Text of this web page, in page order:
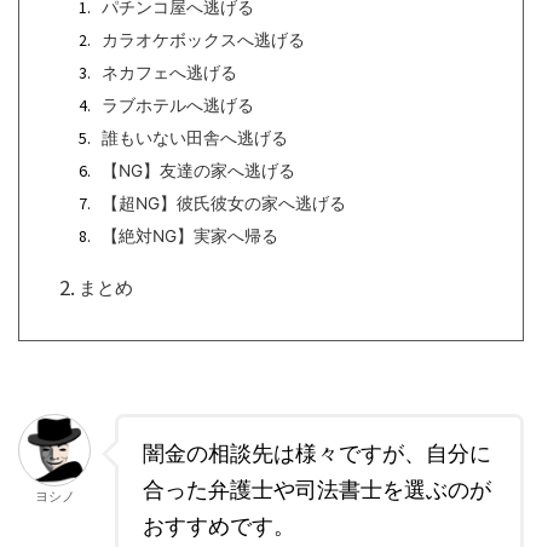
パチンコ屋へ逃げる
カラオケボックスへ逃げる
ネカフェへ逃げる
ラブホテルへ逃げる
誰もいない田舎へ逃げる
【NG】友達の家へ逃げる
【超NG】彼氏彼女の家へ逃げる
【絶対NG】実家へ帰る
まとめ
ヨシノ
闇金の相談先は様々ですが、自分に
合った弁護士や司法書士を選ぶのが
おすすめです。